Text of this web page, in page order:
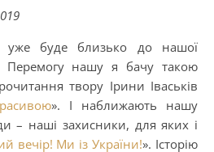
уже буде близько до нашої
Перемогу нашу я бачу такою
твору Ірини Іваськів
». І наближають нашу
– наші захисники, для яких і
вечір! Ми із України!». Історію